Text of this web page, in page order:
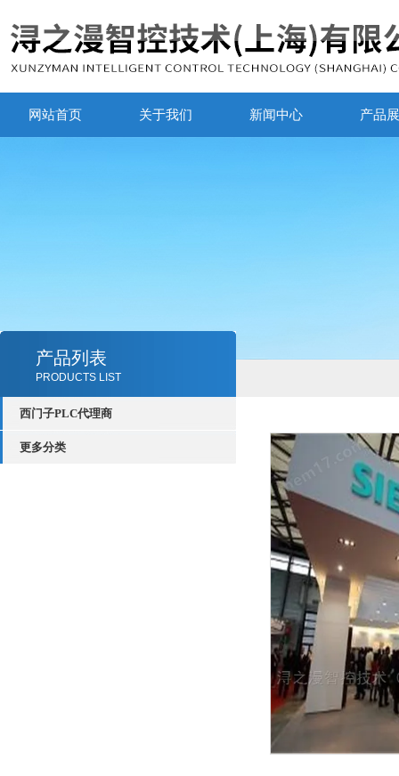
网站首页 关于我们 新闻中心 产品
产品列表
PRODUCTS LIST
西门子PLC代理商
更多分类